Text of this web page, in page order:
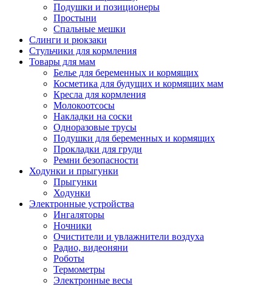
Подушки и позиционеры
Простыни
Спальные мешки
Слинги и рюкзаки
Стульчики для кормления
Товары для мам
Белье для беременных и кормящих
Косметика для будущих и кормящих мам
Кресла для кормления
Молокоотсосы
Накладки на соски
Одноразовые трусы
Подушки для беременных и кормящих
Прокладки для груди
Ремни безопасности
Ходунки и прыгунки
Прыгунки
Ходунки
Электронные устройства
Ингаляторы
Ночники
Очистители и увлажнители воздуха
Радио, видеоняни
Роботы
Термометры
Электронные весы